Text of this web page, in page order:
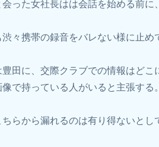
会った女社長はは会話を始める前
々携帯の録音をバレない様に止め
豊田に、交際クラブでの情報はど
で持っている人がいると主張する。
ちらから漏れるのは有り得ないと